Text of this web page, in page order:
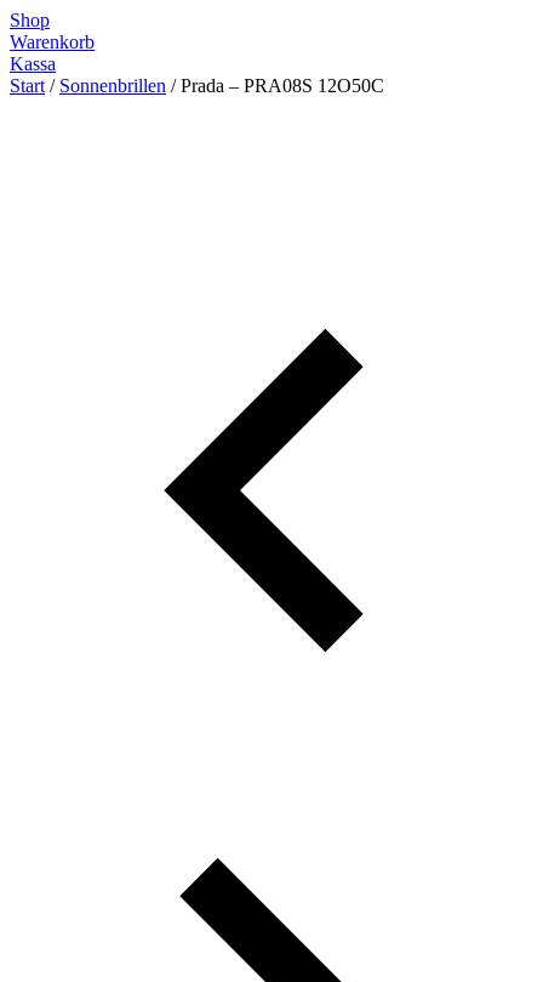
Zum
Inhalt
springen
Shop
Warenkorb
Kassa
Start / Sonnenbrillen / Prada – PRA08S 12O50C